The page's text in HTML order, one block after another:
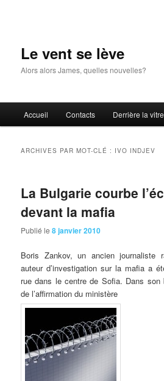
Le vent se lève
Alors alors James, quelles nouvelles?
principal
Accueil Contacts Derrière la vitre
ARCHIVES PAR MOT-CLÉ : IVO INDJEV
La Bulgarie courbe
devant la mafia
Publié le8 janvier 2010
Boris Zankov, un ancien journaliste
auteur d’investigation sur la mafia a
rue dans le centre de Sofia. Dans son
de l’affirmation du ministère